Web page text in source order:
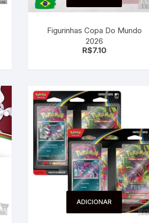
Brinquedos para Bebês e
Crianças Pequenas
Limpeza
Artes e Ofícios
Presentes e Embalagens
chaveiro
Figurinhas Copa Do Mundo
2026
R$7.10
ADICIONAR